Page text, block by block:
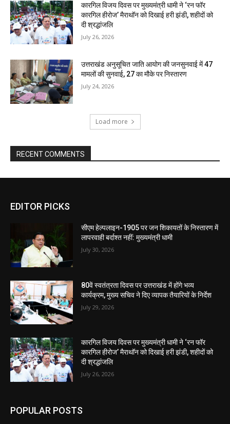
कारगिल विजय दिवस पर मुख्यमंत्री धामी ने ‘रन फॉर
कारगिल हीरोज’ मैराथॉन को दिखाई हरी झंडी, शहीदों को
दी श्रद्धांजलि
July 26, 2026
उत्तराखंड अनुसूचित जाति आयोग की जनसुनवाई में 47
मामलों की सुनवाई, 27 का मौके पर निस्तारण
July 24, 2026
Load more
RECENT COMMENTS
EDITOR PICKS
सीएम हेल्पलाइन-1905 पर जन शिकायतों के निस्तारण में
लापरवाही बर्दाश्त नहीं: मुख्यमंत्री धामी
July 30, 2026
80वें स्वतंत्रता दिवस पर उत्तराखंड में होंगे भव्य
कार्यक्रम, मुख्य सचिव ने दिए व्यापक तैयारियों के निर्देश
July 29, 2026
कारगिल विजय दिवस पर मुख्यमंत्री धामी ने ‘रन फॉर
कारगिल हीरोज’ मैराथॉन को दिखाई हरी झंडी, शहीदों को
दी श्रद्धांजलि
July 26, 2026
POPULAR POSTS